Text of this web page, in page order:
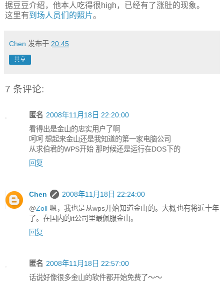
据豆豆介绍，他本人吃得很high，已经有了涨肚的现象。
这里有到场人员们的照片。
Chen 发布于 20:45
共享
7 条评论:
匿名 2008年11月18日 22:20:00
看得出是金山的忠实用户了啊
呵呵 想起来金山还是我知道的第一家电脑公司
从求伯君的WPS开始 那时候还是运行在DOS下的
回复
Chen
2008年11月18日 22:24:00
@Zoll 嗯，我也是从wps开始知道金山的。大概也有将近十年
了。在国内的it公司里最佩服金山。
回复
匿名 2008年11月18日 22:57:00
话说好像很多金山的软件都开始免费了～～